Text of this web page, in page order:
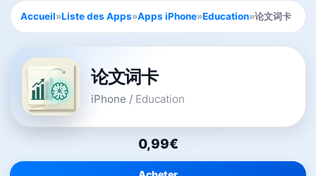
Accueil»Liste des Apps»Apps iPhone»Education»论文词卡
论文词卡
iPhone / Education
0,99€